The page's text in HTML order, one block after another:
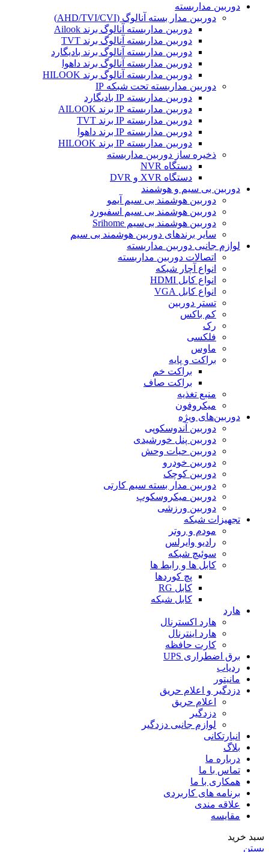
دوربین مداربسته
دوربین مدار بسته آنالوگ (AHD/TVI/CVI)
دوربین مداربسته آنالوگ برند Ailook
دوربین مداربسته آنالوگ برند TVT
دوربین مداربسته آنالوگ برند بادیگارد
دوربین مداربسته آنالوگ برند داهوا
دوربین مداربسته آنالوگ برند HILOOK
دوربین مداربسته تحت شبکه IP
دوربین مداربسته IP بادیگارد
دوربین مداربسته IP برند AILOOK
دوربین مداربسته IP برند TVT
دوربین مداربسته IP برند داهوا
دوربین مداربسته IP برند HILOOK
ذخیره ساز دوربین مداربسته
دستگاه NVR
دستگاه XVR و DVR
دوربین بی سیم و هوشمند
دوربین هوشمند بی سیم آیمو
دوربین هوشمند بی سیم اسفیورد
دوربین هوشمند بی‌سیم Srihome
سایر برندهای دوربین هوشمند بی سیم
لوازم جانبی دوربین مداربسته
اتصالات دوربین مداربسته
انواع آچار شبکه
انواع کابل HDMI
انواع کابل VGA
تستر دوربین
کم باکس
رک
فلکسی
ماوس
براکت و پایه
براکت خم
براکت صاف
منبع تغذیه
میکروفون
دوربین‌های ویژه
دوربین آندوسکوپی
دوربین پنل خورشیدی
دوربین حیات وحش
دوربین خودرو
دوربین کوچک
دوربین مدار بسته سیم کارتی
دوربین میکروسکوپ
دوربین ورزشی
تجهیزات شبکه
مودم و روتر
رادیو وایرلس
سوئیچ شبکه
کابل ها و رابط ها
پچ کوردها
کابل RG
کابل شبکه
هارد
هارد اکسترنال
هارد اینترنال
کارت حافظه
برق اضطراری UPS
ردیاب
مانیتور
دزدگیر و اعلام حریق
اعلام حریق
دزدگیر
لوازم جانبی دزدگیر
انبارتکانی
بلاگ
درباره ما
تماس با ما
همکاری با ما
برنامه های کاربردی
علاقه مندی
مقایسه
سبد خرید
بستن